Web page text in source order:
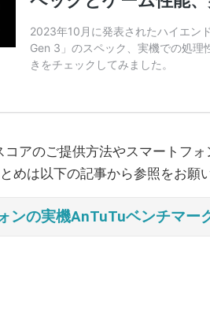
アのご提供方法やスマートフォ
めは以下の記事から参照をお願
ンの実機AnTuTuベンチマー